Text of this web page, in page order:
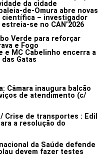
da cidade
de-Omura abre novas
científica – investigador
se no CAN’2026
Verde para reforçar
e Fogo
e MC Cabelinho encerra a
Gatas
Câmara inaugura balcão
de atendimento (c/
Crise de transportes : Edil
a resolução do
da Saúde defende
devem fazer testes